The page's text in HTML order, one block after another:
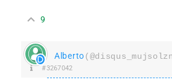
9
Alberto
#3267042